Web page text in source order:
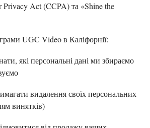
Privacy Act (CCPA) та «Shine the
UGC Video в Каліфорнії:
які персональні дані ми збираємо
видалення своїх персональних
винятків)